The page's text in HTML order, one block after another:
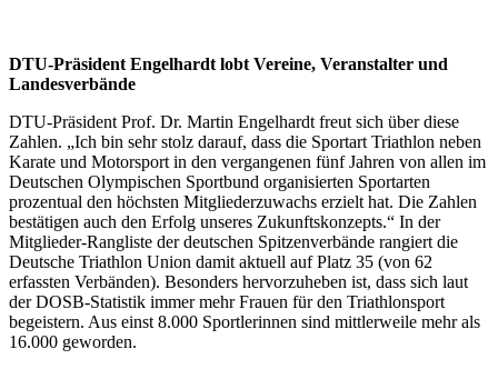
DTU-Präsident Engelhardt lobt Vereine, Veranstalter und
Landesverbände
DTU-Präsident Prof. Dr. Martin Engelhardt freut sich über diese
Zahlen. „Ich bin sehr stolz darauf, dass die Sportart Triathlon neben
Karate und Motorsport in den vergangenen fünf Jahren von allen im
Deutschen Olympischen Sportbund organisierten Sportarten
prozentual den höchsten Mitgliederzuwachs erzielt hat. Die Zahlen
bestätigen auch den Erfolg unseres Zukunftskonzepts.“ In der
Mitglieder-Rangliste der deutschen Spitzenverbände rangiert die
Deutsche Triathlon Union damit aktuell auf Platz 35 (von 62
erfassten Verbänden). Besonders hervorzuheben ist, dass sich laut
der DOSB-Statistik immer mehr Frauen für den Triathlonsport
begeistern. Aus einst 8.000 Sportlerinnen sind mittlerweile mehr als
16.000 geworden.